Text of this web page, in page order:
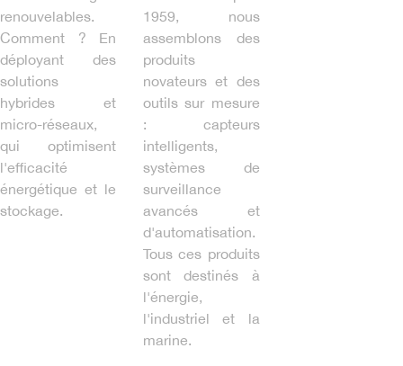
renouvelables.
Comment ? En
déployant des
solutions
hybrides et
micro-réseaux,
qui optimisent
l'efficacité
énergétique et le
stockage.
1959, nous
assemblons des
produits
novateurs et des
outils sur mesure
: capteurs
intelligents,
systèmes de
surveillance
avancés et
d'automatisation.
Tous ces produits
sont destinés à
l'énergie,
l'industriel et la
marine.